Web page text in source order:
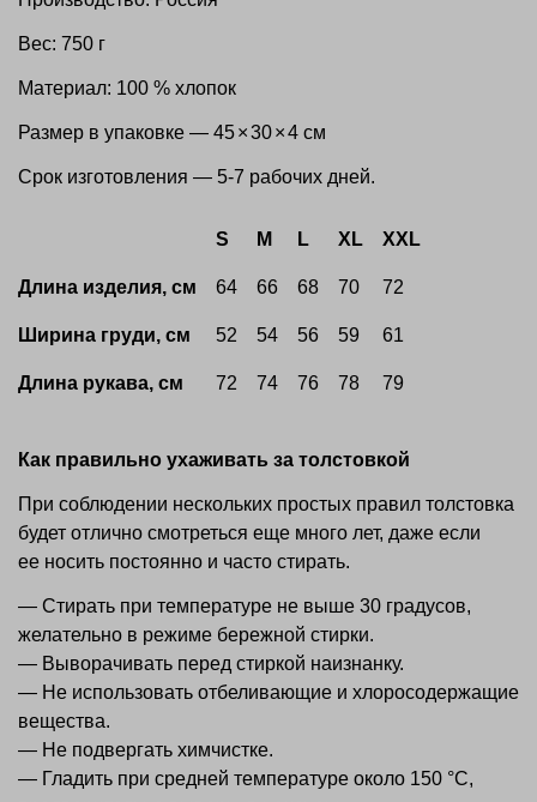
Вес: 750 г
Материал: 100 % хлопок
Размер в упаковке — 45×30×4 см
Срок изготовления — 5-7 рабочих дней.
S M L XL XXL
Длина изделия, см 64 66 68 70 72
Ширина груди, см 52 54 56 59 61
Длина рукава, см 72 74 76 78 79
Как правильно ухаживать за толстовкой
При соблюдении нескольких простых правил толстовка
будет отлично смотреться еще много лет, даже если
ее носить постоянно и часто стирать.
— Стирать при температуре не выше 30 градусов,
желательно в режиме бережной стирки.
— Выворачивать перед стиркой наизнанку.
— Не использовать отбеливающие и хлоросодержащие
вещества.
— Не подвергать химчистке.
— Гладить при средней температуре около 150 °С,